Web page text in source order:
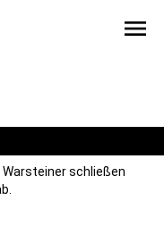
menu
Warsteiner schließen